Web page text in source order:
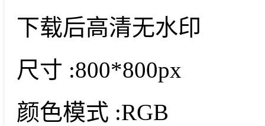
下载后高清无水印
尺寸 :800*800px
颜色模式 :RGB